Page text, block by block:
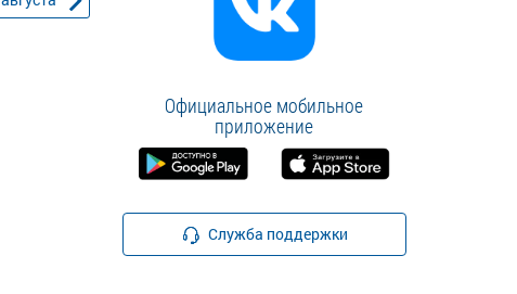
Официальное мобильное
приложение
Служба поддержки